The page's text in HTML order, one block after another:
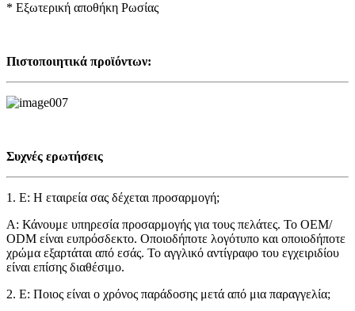
* Εξωτερική αποθήκη Ρωσίας
Πιστοποιητικά προϊόντων:
Συχνές ερωτήσεις
1. Ε: Η εταιρεία σας δέχεται προσαρμογή;
Α: Κάνουμε υπηρεσία προσαρμογής για τους πελάτες. Το OEM/
ODM είναι ευπρόσδεκτο. Οποιοδήποτε λογότυπο και οποιοδήποτε
χρώμα εξαρτάται από εσάς. Το αγγλικό αντίγραφο του εγχειριδίου
είναι επίσης διαθέσιμο.
2. Ε: Ποιος είναι ο χρόνος παράδοσης μετά από μια παραγγελία;